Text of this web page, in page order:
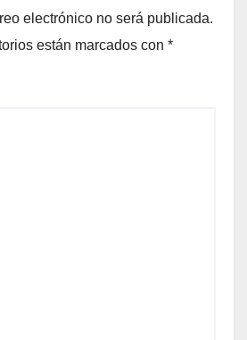
electrónico no será publicada.
están marcados con *